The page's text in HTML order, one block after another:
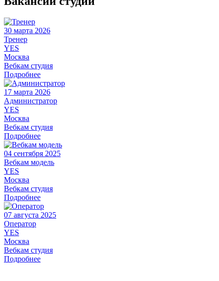
30 марта 2026
Тренер
YES
Москва
Вебкам студия
Подробнее
17 марта 2026
Администратор
YES
Москва
Вебкам студия
Подробнее
04 сентября 2025
Вебкам модель
YES
Москва
Вебкам студия
Подробнее
07 августа 2025
Оператор
YES
Москва
Вебкам студия
Подробнее